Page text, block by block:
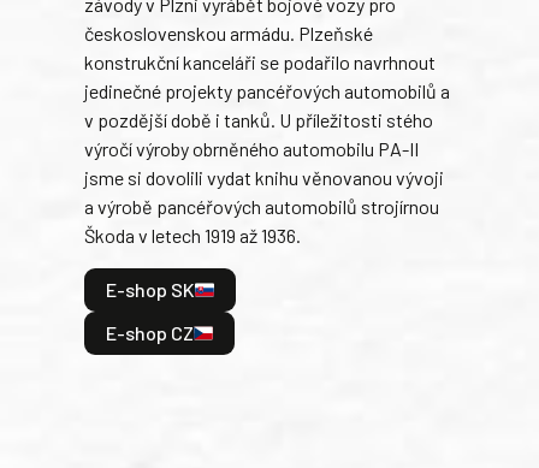
závody v Plzni vyrábět bojové vozy pro
československou armádu. Plzeňské
konstrukční kanceláři se podařilo navrhnout
jedinečné projekty pancéřových automobilů a
v pozdější době i tanků. U příležitosti stého
výročí výroby obrněného automobilu PA-II
jsme si dovolili vydat knihu věnovanou vývoji
a výrobě pancéřových automobilů strojírnou
Škoda v letech 1919 až 1936.
E-shop SK
E-shop CZ